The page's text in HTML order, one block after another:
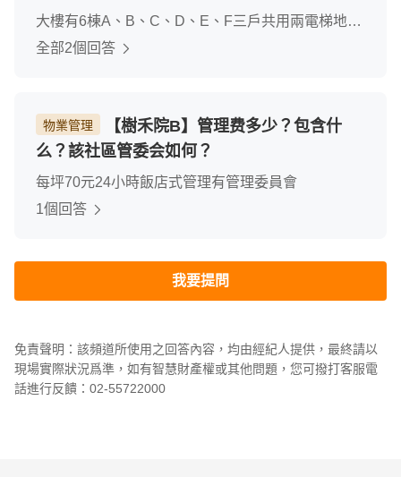
大樓有6棟A、B、C、D、E、F三戶共用兩電梯地下
2樓，地上10樓每棟55戶
全部2個回答
物業管理
【樹禾院B】管理费多少？包含什
么？該社區管委会如何？
每坪70元24小時飯店式管理有管理委員會
1個回答
我要提問
免責聲明：該頻道所使用之回答內容，均由經紀人提供，最終請以
現場實際狀況爲準，如有智慧財產權或其他問題，您可撥打客服電
話進行反饋：02-55722000